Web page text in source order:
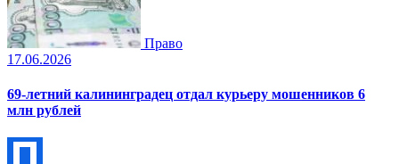
Право
17.06.2026
69-летний калининградец отдал курьеру мошенников 6
млн рублей